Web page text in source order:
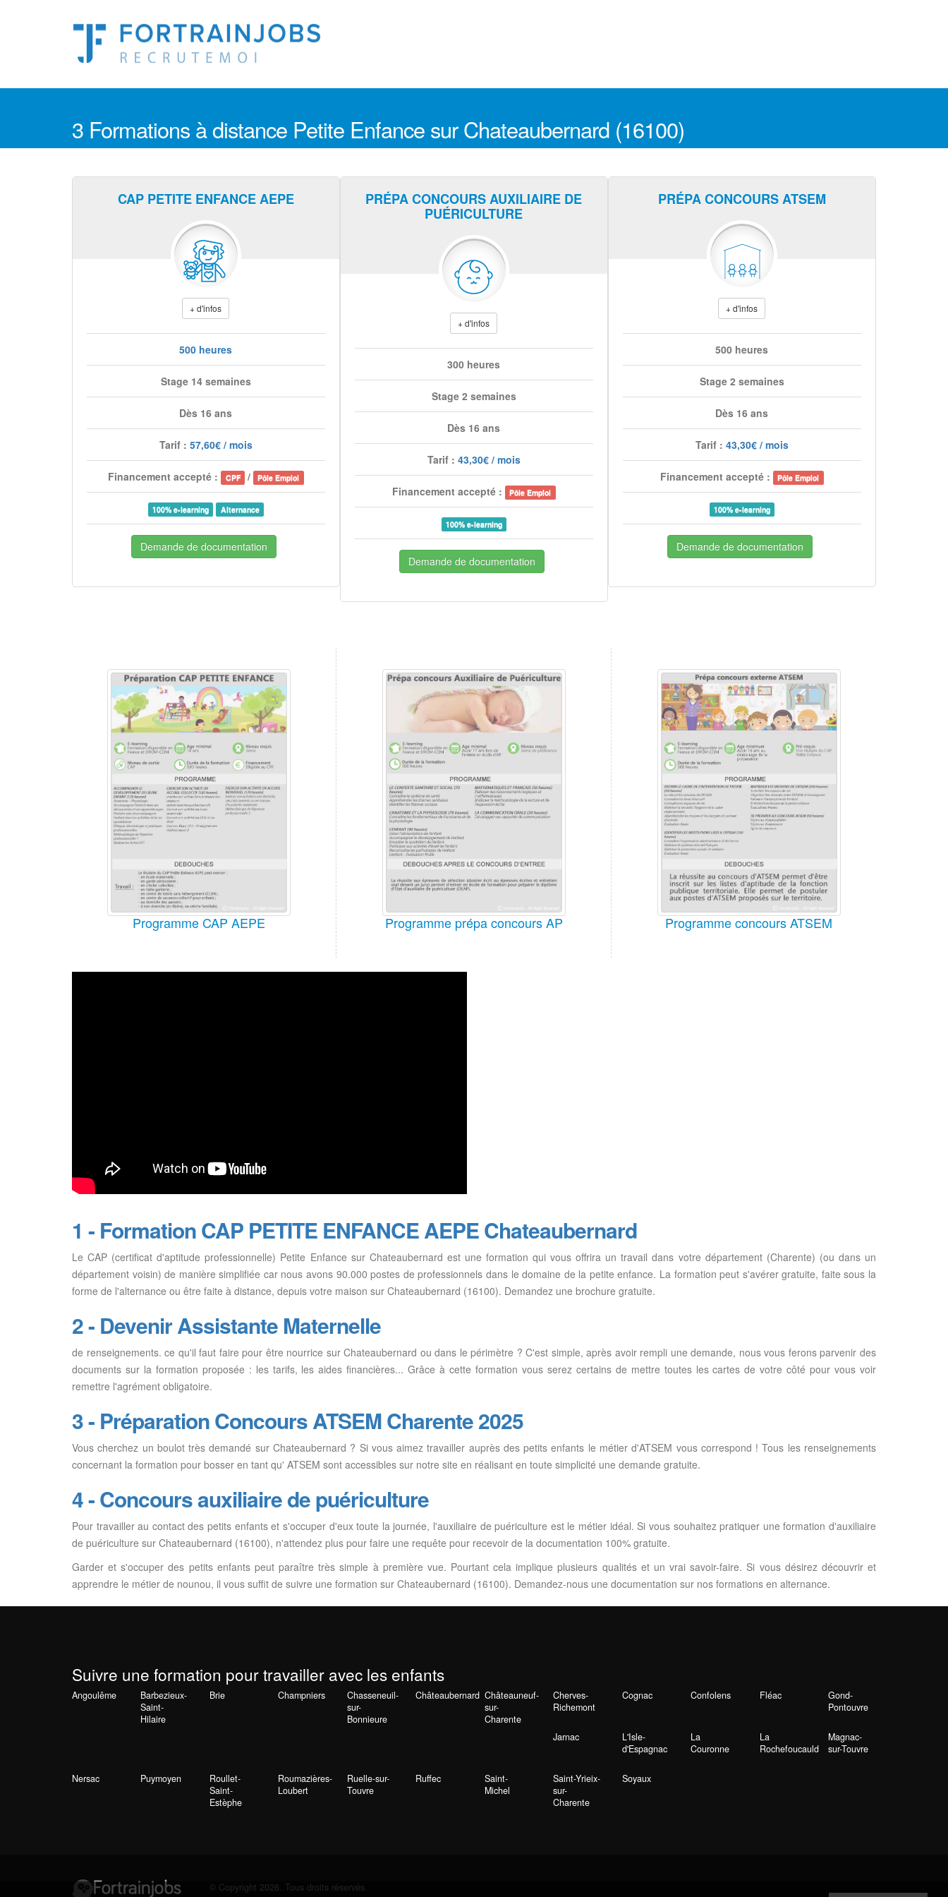
3 Formations à distance Petite Enfance sur Chateaubernard (16100)
CAP PETITE ENFANCE AEPE
+ d'infos
500 heures
Stage 14 semaines
Dès 16 ans
Tarif : 57,60€ / mois
Financement accepté : CPF / Pôle Emploi
100% e-learning Alternance
Demande de documentation
PRÉPA CONCOURS AUXILIAIRE DE
PUÉRICULTURE
+ d'infos
300 heures
Stage 2 semaines
Dès 16 ans
Tarif : 43,30€ / mois
Financement accepté : Pôle Emploi
100% e-learning
Demande de documentation
PRÉPA CONCOURS ATSEM
+ d'infos
500 heures
Stage 2 semaines
Dès 16 ans
Tarif : 43,30€ / mois
Financement accepté : Pôle Emploi
100% e-learning
Demande de documentation
Programme CAP AEPE Programme prépa concours AP Programme concours ATSEM
1 - Formation CAP PETITE ENFANCE AEPE Chateaubernard
Le CAP (certificat d'aptitude professionnelle) Petite Enfance sur Chateaubernard est une formation qui vous offrira un travail dans votre département (Charente) (ou dans un
département voisin) de manière simplifiée car nous avons 90.000 postes de professionnels dans le domaine de la petite enfance. La formation peut s'avérer gratuite, faite sous la
forme de l'alternance ou être faite à distance, depuis votre maison sur Chateaubernard (16100). Demandez une brochure gratuite.
2 - Devenir Assistante Maternelle
de renseignements. ce qu'il faut faire pour être nourrice sur Chateaubernard ou dans le périmètre ? C'est simple, après avoir rempli une demande, nous vous ferons parvenir des
documents sur la formation proposée : les tarifs, les aides financières... Grâce à cette formation vous serez certains de mettre toutes les cartes de votre côté pour vous voir
remettre l'agrément obligatoire.
3 - Préparation Concours ATSEM Charente 2025
Vous cherchez un boulot très demandé sur Chateaubernard ? Si vous aimez travailler auprès des petits enfants le métier d'ATSEM vous correspond ! Tous les renseignements
concernant la formation pour bosser en tant qu' ATSEM sont accessibles sur notre site en réalisant en toute simplicité une demande gratuite.
4 - Concours auxiliaire de puériculture
Pour travailler au contact des petits enfants et s'occuper d'eux toute la journée, l'auxiliaire de puériculture est le métier idéal. Si vous souhaitez pratiquer une formation d'auxiliaire
de puériculture sur Chateaubernard (16100), n'attendez plus pour faire une requête pour recevoir de la documentation 100% gratuite.
Garder et s'occuper des petits enfants peut paraître très simple à première vue. Pourtant cela implique plusieurs qualités et un vrai savoir-faire. Si vous désirez découvrir et
apprendre le métier de nounou, il vous suffit de suivre une formation sur Chateaubernard (16100). Demandez-nous une documentation sur nos formations en alternance.
Suivre une formation pour travailler avec les enfants
Angoulême
Barbezieux-
Saint-
Hilaire
Brie Champniers
Chasseneuil-
sur-
Bonnieure
Châteaubernard Châteauneuf-
sur-
Charente
Cherves-
Richemont
Cognac Confolens Fléac
Gond-
Pontouvre
Jarnac
L'Isle-
d'Espagnac
La
Couronne
La
Rochefoucauld
Magnac-
sur-Touvre
Nersac Puymoyen
Roullet-
Saint-
Estèphe
Roumazières-
Loubert
Ruelle-sur-
Touvre
Ruffec
Saint-
Michel
Saint-Yrieix-
sur-
Charente
Soyaux
© Copyright 2026. Tous droits réservés.